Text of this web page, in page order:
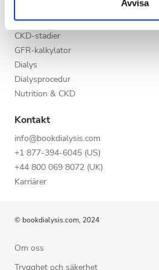
Avvisa
Natt
Betyg
Väldigt bra
Utmärkt
Orsaker till kronisk njursjukdom (CKD)
CKD-stadier
GFR-kalkylator
Dialys
Dialysprocedur
Nutrition & CKD
Kontakt
info@bookdialysis.com
+1 877-394-6045 (US)
+44 800 069 8072 (UK)
Karriärer
© bookdialysis.com, 2024
Om oss
Trygghet och säkerhet